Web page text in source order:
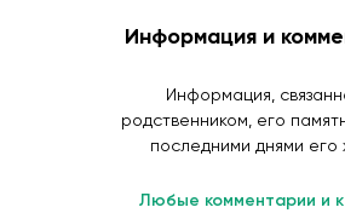
Информация и
Информация,
родственником, его
последними днями его
Любые комментарии и